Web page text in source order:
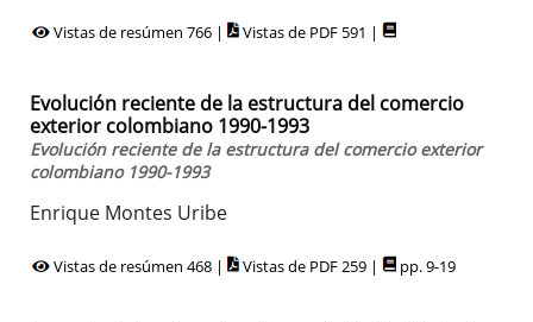
Vistas de resúmen 766 | Vistas de PDF 591 |
Evolución reciente de la estructura del comercio
exterior colombiano 1990-1993
Evolución reciente de la estructura del comercio exterior
colombiano 1990-1993
Enrique Montes Uribe
Vistas de resúmen 468 | Vistas de PDF 259 | pp. 9-19